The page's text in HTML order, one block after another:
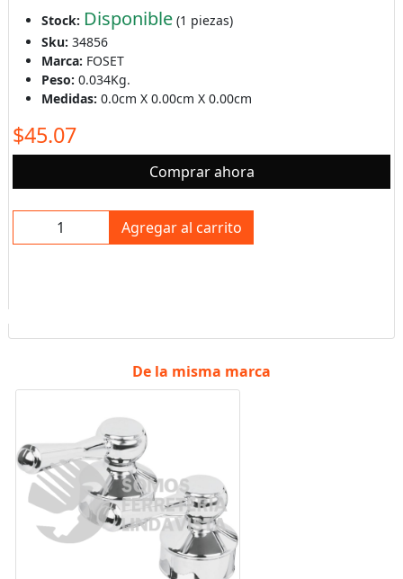
Stock: Disponible(1 piezas)
Sku: 34856
Marca: FOSET
Peso: 0.034Kg.
Medidas: 0.0cm X 0.00cm X 0.00cm
$45.07
Comprar ahora
Agregar al carrito
De la misma marca